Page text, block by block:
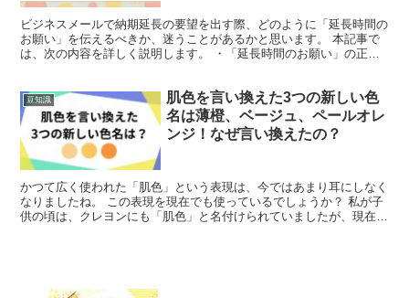
ビジネスメールで納期延長の要望を出す際、どのように「延長時間の
お願い」を伝えるべきか、迷うことがあるかと思います。 本記事で
は、次の内容を詳しく説明します。 ・「延長時間のお願い」の正し
豆知識
肌色を言い換えた3つの新しい色
名は薄橙、ベージュ、ペールオレ
ンジ！なぜ言い換えたの？
かつて広く使われた「肌色」という表現は、今ではあまり耳にしなく
なりましたね。 この表現を現在でも使っているでしょうか？ 私が子
供の頃は、クレヨンにも「肌色」と名付けられていましたが、現在で